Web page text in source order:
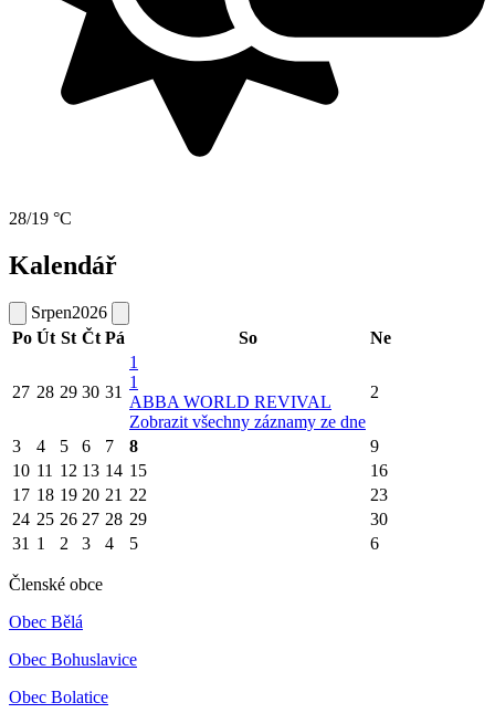
28/19 °C
Kalendář
Srpen2026
Po Út St Čt Pá So Ne
27 28 29 30 31
1
1
ABBA WORLD REVIVAL
Zobrazit všechny záznamy ze dne
2
3 4 5 6 7 8
9
10 11 12 13 14 15
16
17 18 19 20 21 22
23
24 25 26 27 28 29
30
31 1 2 3 4 5 6
Členské obce
Obec Bělá
Obec Bohuslavice
Obec Bolatice